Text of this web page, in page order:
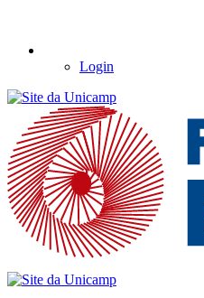
Login